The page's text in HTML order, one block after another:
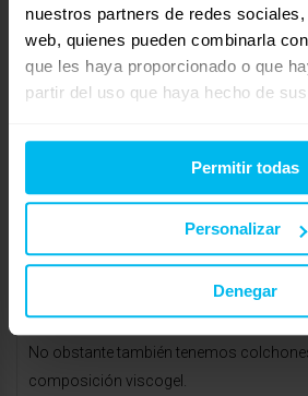
nuestros partners de redes
web, quienes pueden combinarla
que les haya proporcionado o que
partir del uso que haya hecho de
Permitir todas
Personalizar
Denegar
viscoelástico con un tacto suave y
mucho más fresco.
espumación de célula abierta que
capas, eliminando la humedad, y con al
termoregulador mantiene la temperatura
descanso, gracias a la microperforación
viscoelástico que permite una continua
No obstante también tenemos
composición viscogel.